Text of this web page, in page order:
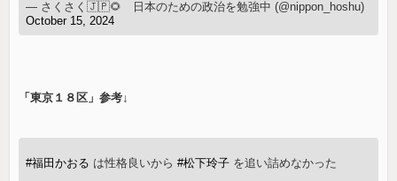
— さくさく🇯🇵🌻 日本のための政治を勉強中 (@nippon_hoshu)
October 15, 2024
「東京１８区」参考↓
#福田かおる は性格良いから#松下玲子 を追い詰めなかった